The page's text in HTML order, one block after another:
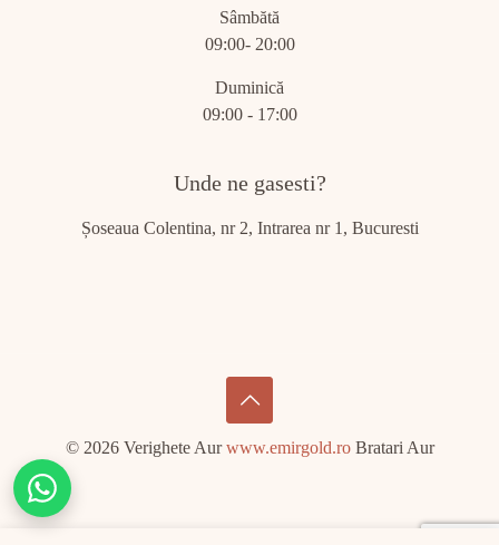
Sâmbătă
09:00- 20:00
Duminică
09:00 - 17:00
Unde ne gasesti?
Șoseaua Colentina, nr 2, Intrarea nr 1, Bucuresti
© 2026 Verighete Aurwww.emirgold.roBratari Aur
Chat
on